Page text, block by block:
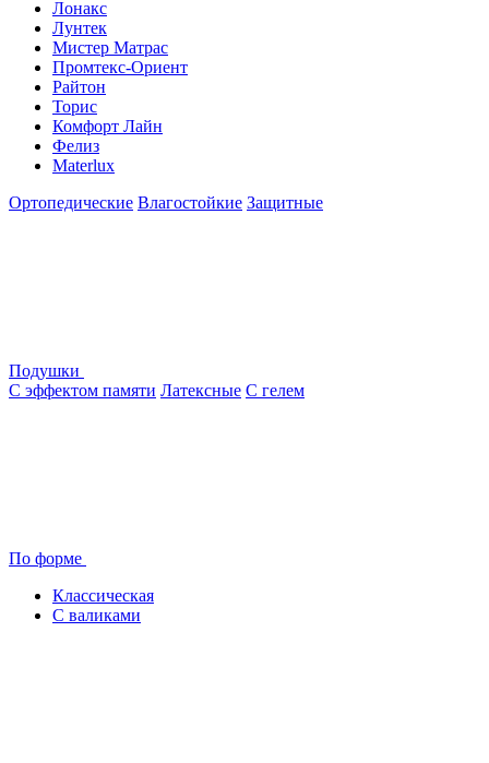
Лонакс
Лунтек
Мистер Матрас
Промтекс-Ориент
Райтон
Торис
Комфорт Лайн
Фелиз
Materlux
Ортопедические Влагостойкие Защитные
Подушки
С эффектом памяти Латексные С гелем
По форме
Классическая
С валиками